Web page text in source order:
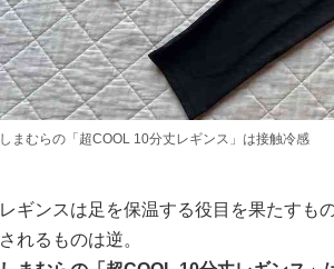
しまむらの「超COOL 10分丈レギンス」は接触冷感
レギンスは足を保温する役目を果たすも
されるものは逆。